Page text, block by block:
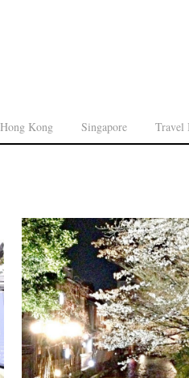
Hong Kong Singapore Travel